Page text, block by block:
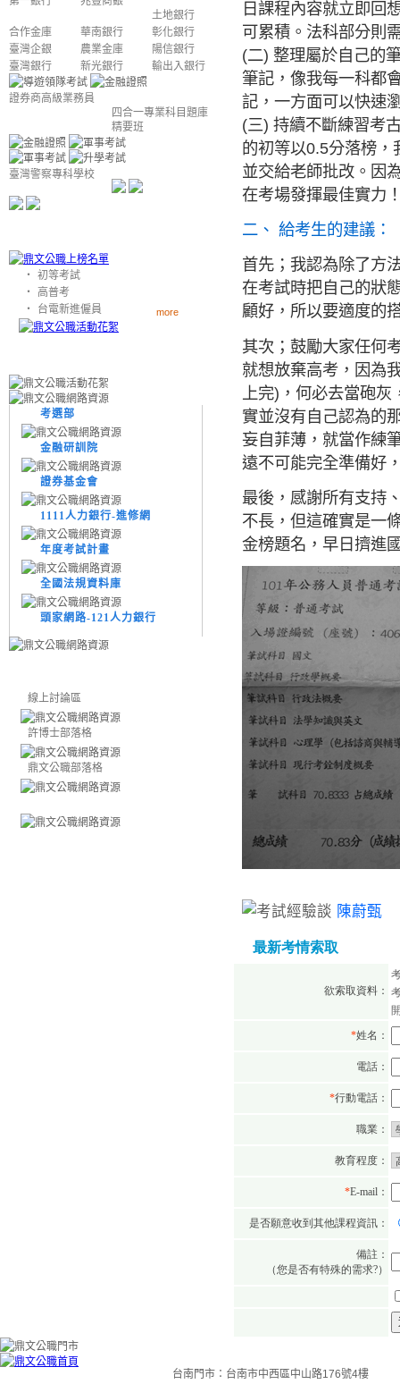
土地銀行
合作金庫
華南銀行
彰化銀行
臺灣企銀
農業金庫
陽信銀行
臺灣銀行
新光銀行 輸出入銀行
證券商高級業務員
四合一專業科目題庫
精要班
臺灣警察專科學校
‧
初等考試
‧
高普考
‧
台電新進僱員 more
考選部
金融研訓院
證券基金會
1111人力銀行-進修網
年度考試計畫
全國法規資料庫
頭家網路-121人力銀行
線上討論區
許博士部落格
鼎文公職部落格
日課程內容就立即回
可累積。法科部分則
(二) 整理屬於自己的
筆記，像我每一科都
記，一方面可以快速
(三) 持續不斷練習考
的初等以0.5分落榜
並交給老師批改。因
在考場發揮最佳實力
二、 給考生的建議：
首先；我認為除了方
在考試時把自己的狀
顧好，所以要適度的
其次；鼓勵大家任何
就想放棄高考，因為
上完)，何必去當砲
實並沒有自己認為的
妄自菲薄，就當作練
遠不可能完全準備好
最後，感謝所有支持
不長，但這確實是一
金榜題名，早日擠進
陳蔚甄
台南門市：台南市中西區中山路176號4樓